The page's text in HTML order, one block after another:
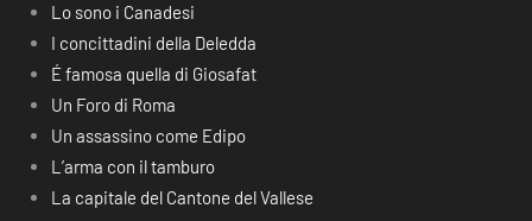
Lo sono i Canadesi
I concittadini della Deledda
É famosa quella di Giosafat
Un Foro di Roma
Un assassino come Edipo
L’arma con il tamburo
La capitale del Cantone del Vallese